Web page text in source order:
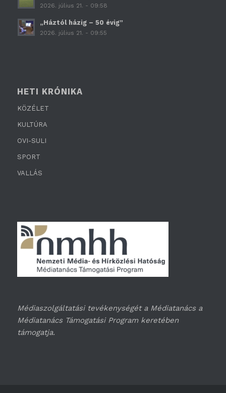
2026. július 21. - 09:58
„Háztól házig – 50 évig”
2026. július 21. - 09:55
HETI KRÓNIKA
KÖZÉLET
KULTÚRA
OVI-SULI
SPORT
VALLÁS
Médiaszolgáltatási tevékenységét a Médiatanács a
Médiatanács Támogatási Program keretében
támogatja.